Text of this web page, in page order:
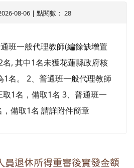
08-06 | 點閱數： 28
班一般代理教師(編餘缺增置
名, 其中1名未獲花蓮縣政府核
1名。 2、普通班一般代理教師
1名，備取1名 3、普通班一
備取1名 請詳附件簡章
員退休所得重審後實發金額